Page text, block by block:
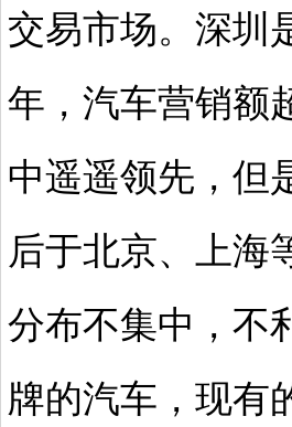
交易市场。深圳
年，汽车营销额
中遥遥领先，但
后于北京、上海
分布不集中，不
牌的汽车，现有